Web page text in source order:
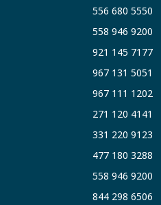
556 680 5550
558 946 9200
921 145 7177
967 131 5051
967 111 1202
271 120 4141
331 220 9123
477 180 3288
558 946 9200
844 298 6506